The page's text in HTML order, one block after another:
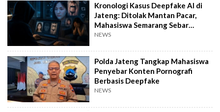
Kronologi Kasus Deepfake AI di
Jateng: Ditolak Mantan Pacar,
Mahasiswa Semarang Sebar
Konten Porno
NEWS
Polda Jateng Tangkap Mahasiswa
Penyebar Konten Pornografi
Berbasis Deepfake
NEWS